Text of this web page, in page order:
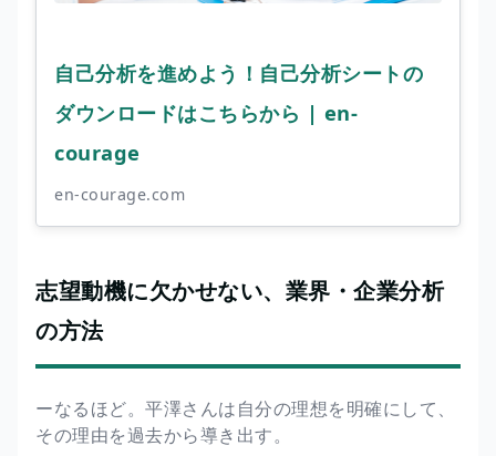
自己分析を進めよう！自己分析シートの
ダウンロードはこちらから | en-
courage
en-courage.com
志望動機に欠かせない、業界・企業分析
の方法
ーなるほど。平澤さんは自分の理想を明確にして、
その理由を過去から導き出す。